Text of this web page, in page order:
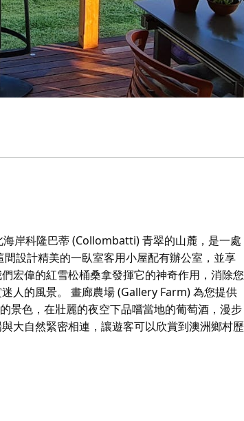
岸科隆巴蒂 (Collombatti) 青翠的山麓，是一處
設計精美的一臥室客用小屋配有辦公室，並享
宏偉的紅雪松桶桑拿發揮它的神奇作用，消除您
人的風景。 畫廊農場 (Gallery Farm) 為您提供
景色，在壯麗的夜空下品嚐當地的葡萄酒，漫步
大自然緊密相連，讓遊客可以欣賞到澳洲鄉村歷